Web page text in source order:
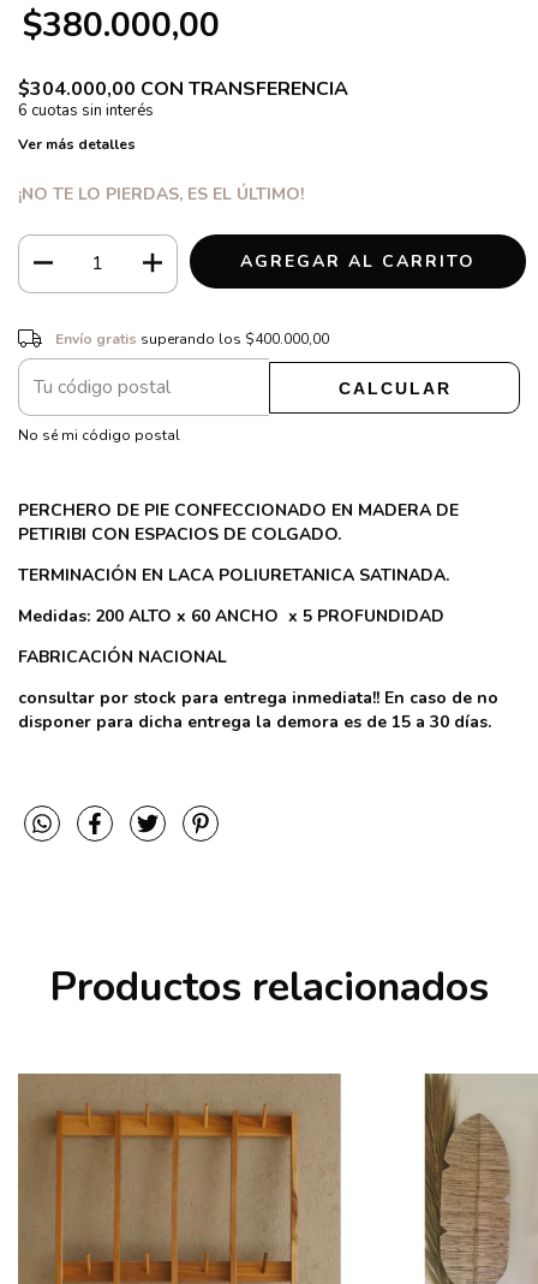
$380.000,00
$304.000,00 CON TRANSFERENCIA
Ver más detalles
¡NO TE LO PIERDAS, ES EL ÚLTIMO!
Envío gratis $400.000,00
Entregas para el CP: CAMBIAR CP
Envío gratis superando los $400.000,00
CALCULAR
No sé mi código postal
PERCHERO DE PIE CONFECCIONADO EN MADERA DE
PETIRIBI CON ESPACIOS DE COLGADO.
TERMINACIÓN EN LACA POLIURETANICA SATINADA.
Medidas: 200 ALTO x 60 ANCHO x 5 PROFUNDIDAD
FABRICACIÓN NACIONAL
consultar por stock para entrega inmediata!! En caso de no
disponer para dicha entrega la demora es de 15 a 30 días.
Productos relacionados